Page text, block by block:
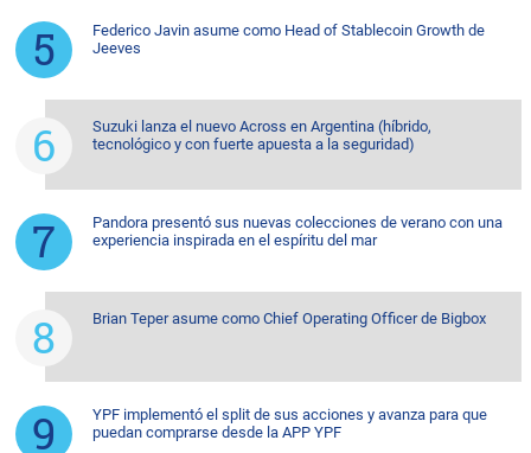
Federico Javin asume como Head of Stablecoin Growth de
Jeeves
Suzuki lanza el nuevo Across en Argentina (híbrido,
tecnológico y con fuerte apuesta a la seguridad)
Pandora presentó sus nuevas colecciones de verano con una
experiencia inspirada en el espíritu del mar
Brian Teper asume como Chief Operating Officer de Bigbox
YPF implementó el split de sus acciones y avanza para que
puedan comprarse desde la APP YPF